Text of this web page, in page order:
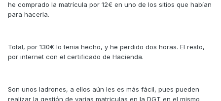
he comprado la matrícula por 12€ en uno de los sitios que habían
para hacerla.
Total, por 130€ lo tenia hecho, y he perdido dos horas. El resto,
por internet con el certificado de Hacienda.
Son unos ladrones, a ellos aún les es más fácil, pues pueden
realizar la gestión de varias matriculas en la DGT en el mismo